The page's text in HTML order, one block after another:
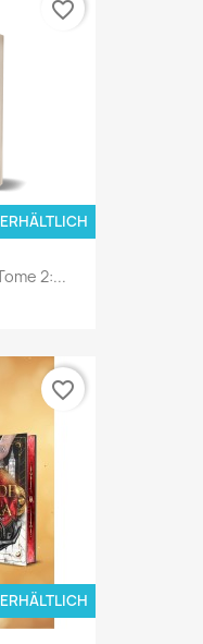
2:...
favorite_border
favorite_border